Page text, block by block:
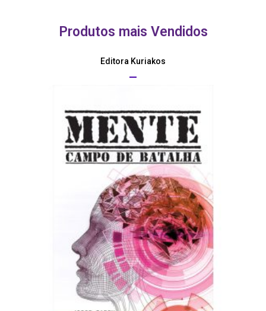
Produtos mais Vendidos
Editora Kuriakos